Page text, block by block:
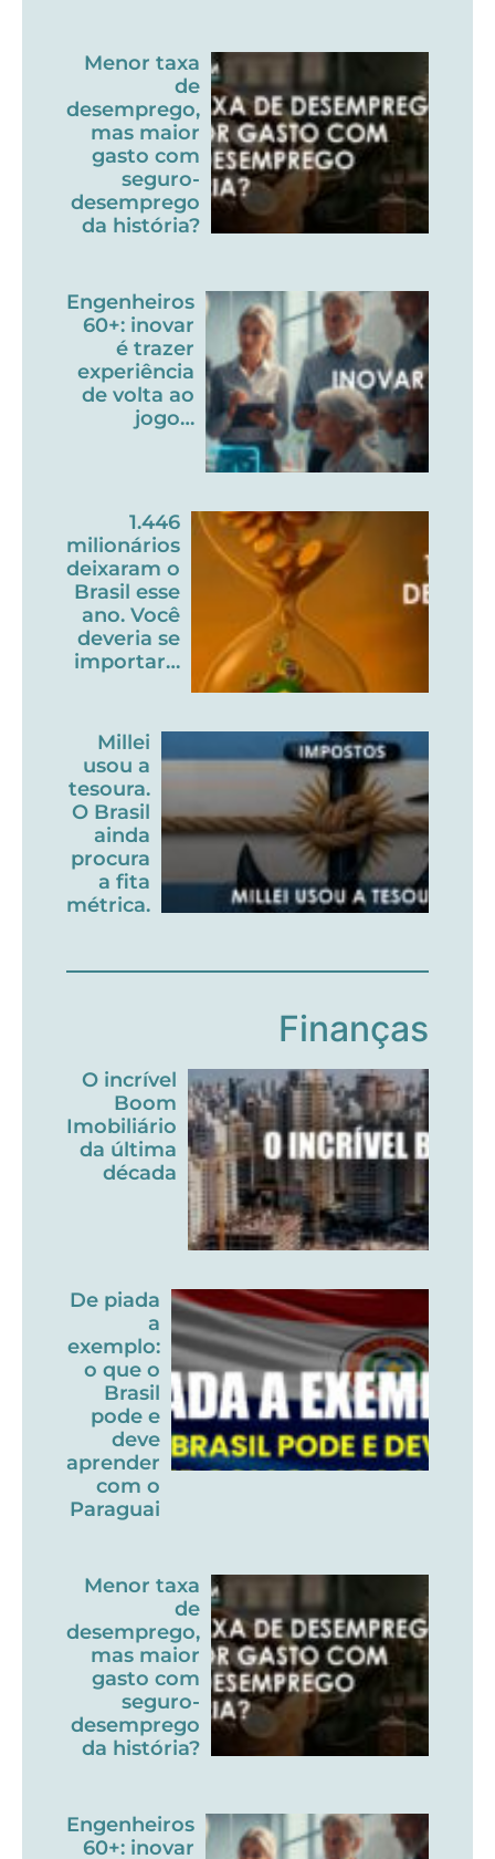
Menor taxa
de
desemprego,
mas maior
gasto com
seguro-
desemprego
da história?
Engenheiros
60+: inovar
é trazer
experiência
de volta ao
jogo…
1.446
milionários
deixaram o
Brasil esse
ano. Você
deveria se
importar…
Millei
usou a
tesoura.
O Brasil
ainda
procura
a fita
métrica.
Finanças
O incrível
Boom
Imobiliário
da última
década
De piada
a
exemplo:
o que o
Brasil
pode e
deve
aprender
com o
Paraguai
Menor taxa
de
desemprego,
mas maior
gasto com
seguro-
desemprego
da história?
Engenheiros
60+: inovar